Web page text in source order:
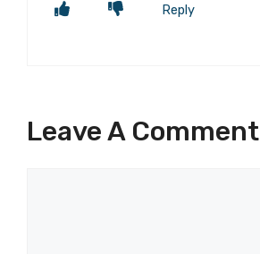
Reply
Leave A Comment